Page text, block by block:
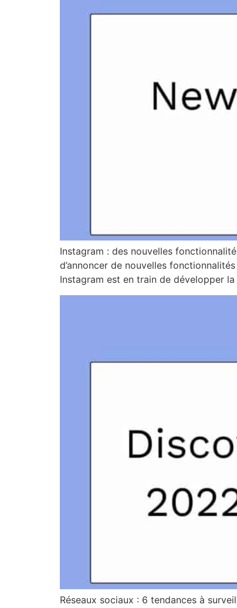
Instagram : des nouvelles
d’annoncer de nouvelles
Instagram est en train de développer
Réseaux sociaux : 6 tendances à